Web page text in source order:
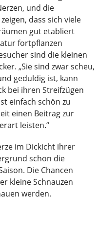
und die
dass sich viele
gut etabliert
fortpflanzen
sind die kleinen
„Sie sind zwar scheu,
geduldig ist, kann
bei ihren Streifzügen
einfach schön zu
einen Beitrag zur
leisten.“
im Dickicht ihrer
schon die
Die Chancen
kleine Schnauzen
werden.